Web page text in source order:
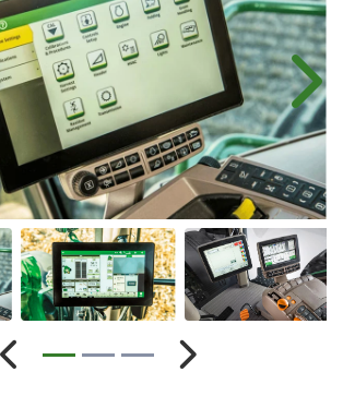
Anterior Próximo